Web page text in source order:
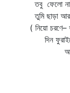
তবু ফেলো না দূরে,
তুমি ছাড়া আর
( নিয়ো চরণে–
দিন ফুরাইলে,
আমি কী